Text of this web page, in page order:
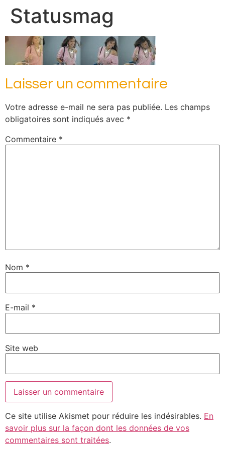
Statusmag
Laisser un commentaire
Votre adresse e-mail ne sera pas publiée. Les champs
obligatoires sont indiqués avec *
Commentaire *
Nom *
E-mail *
Site web
Ce site utilise Akismet pour réduire les indésirables. En
savoir plus sur la façon dont les données de vos
commentaires sont traitées.